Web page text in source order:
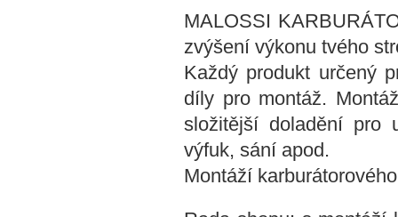
MALOSSI
zvýšení výkonu tvého
Každý produkt určený
díly pro montáž.
složitější doladění pro
výfuk, sání apod.
Montáží